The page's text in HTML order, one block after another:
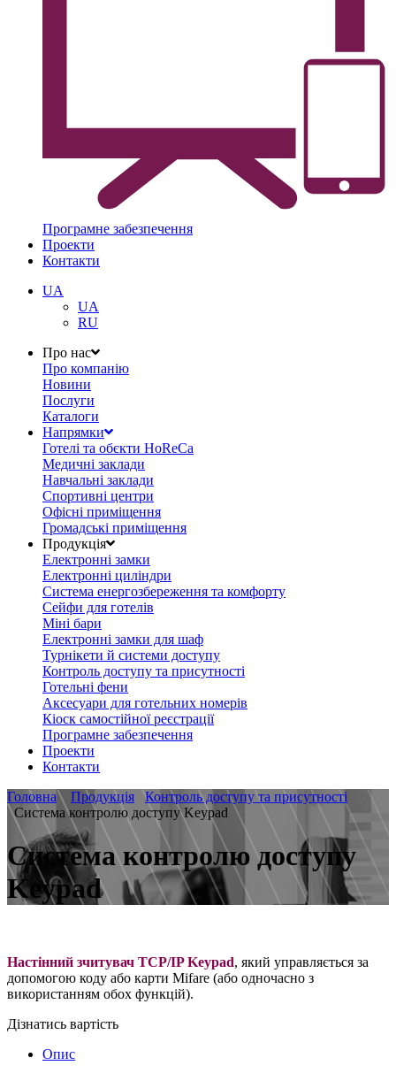
Програмне забезпечення
Проекти
Контакти
UA
UA
RU
Про нас
Про компанію
Новини
Послуги
Каталоги
Напрямки
Готелі та обєкти HoReCa
Медичні заклади
Навчальні заклади
Спортивні центри
Офісні приміщення
Громадські приміщення
Продукція
Електронні замки
Електронні циліндри
Система енергозбереження та комфорту
Сейфи для готелів
Міні бари
Електронні замки для шаф
Турнікети й системи доступу
Контроль доступу та присутності
Готельні фени
Аксесуари для готельних номерів
Кіоск самостійної реєстрації
Програмне забезпечення
Проекти
Контакти
Головна
Продукція
Контроль доступу та присутності
Система контролю доступу Keypad
Система контролю доступу
Keypad
Настінний зчитувач TCP/IP Keypad, який управляється за
допомогою коду або карти Mifare (або одночасно з
використанням обох функцій).
Дізнатись вартість
Опис